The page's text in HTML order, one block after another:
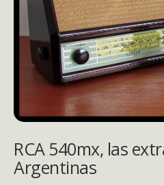
RCA 540mx, las
Argentinas